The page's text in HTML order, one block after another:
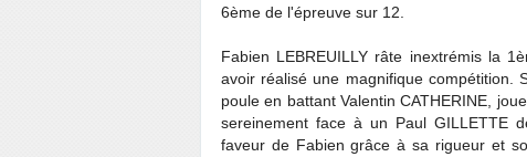
6ème de l'épreuve sur 12.
Fabien LEBREUILLY râte inextrémis la
avoir réalisé une magnifique compétition.
poule en battant Valentin CATHERINE,
sereinement face à un Paul GILLETTE
faveur de Fabien grâce à sa rigueur et